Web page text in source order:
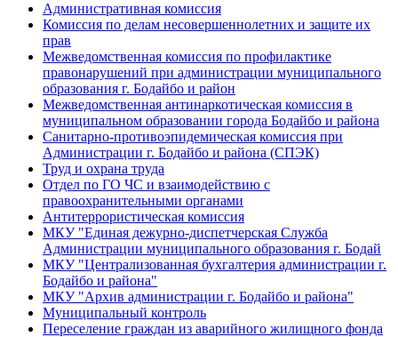
Административная комиссия
Комиссия по делам несовершеннолетних и защите их
прав
Межведомственная комиссия по профилактике
правонарушений при администрации муниципального
образования г. Бодайбо и район
Межведомственная антинаркотическая комиссия в
муниципальном образовании города Бодайбо и района
Санитарно-противоэпидемическая комиссия при
Администрации г. Бодайбо и района (СПЭК)
Труд и охрана труда
Отдел по ГО ЧС и взаимодействию с
правоохранительными органами
Антитеррористическая комиссия
МКУ "Единая дежурно-диспетчерская Служба
Администрации муниципального образования г. Бодай
МКУ "Централизованная бухгалтерия администрации г.
Бодайбо и района"
МКУ "Архив администрации г. Бодайбо и района"
Муниципальный контроль
Переселение граждан из аварийного жилищного фонда